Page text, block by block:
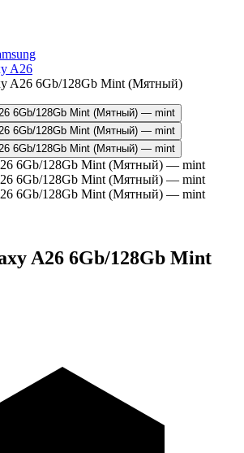
A26
A26 6Gb/128Gb Mint (Мятный)
A26 6Gb/128Gb Mint